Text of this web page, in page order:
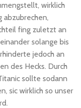
wirklich
abzubrechen,
fing zuletzt an
solange bis
jedoch an
des Hecks. Durch
sollte sodann
sic wirklich so unser